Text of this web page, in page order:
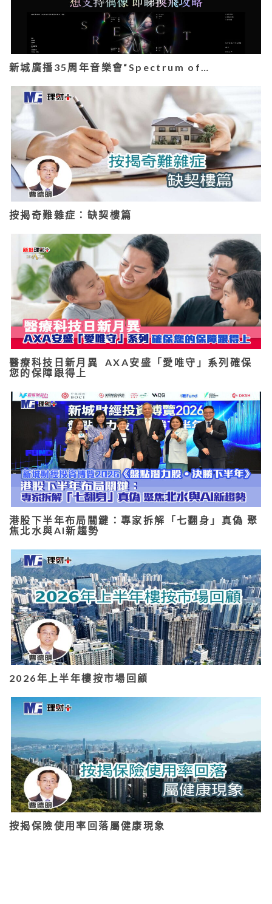
新城廣播35周年音樂會“Spectrum of…
按揭奇難雜症：缺契樓篇
醫療科技日新月異 AXA安盛「愛唯守」系列確保
您的保障跟得上
港股下半年布局關鍵：專家拆解「七翻身」真偽 聚
焦北水與AI新趨勢
2026年上半年樓按市場回顧
按揭保險使用率回落屬健康現象